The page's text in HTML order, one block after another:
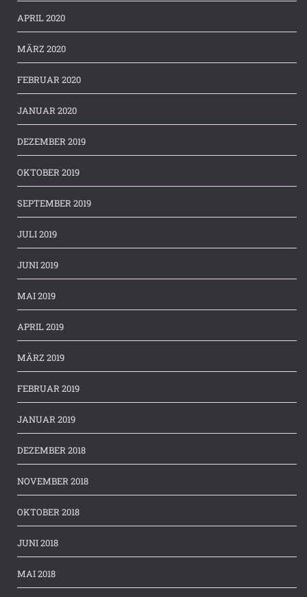
APRIL 2020
MÄRZ 2020
FEBRUAR 2020
JANUAR 2020
DEZEMBER 2019
OKTOBER 2019
SEPTEMBER 2019
JULI 2019
JUNI 2019
MAI 2019
APRIL 2019
MÄRZ 2019
FEBRUAR 2019
JANUAR 2019
DEZEMBER 2018
NOVEMBER 2018
OKTOBER 2018
JUNI 2018
MAI 2018